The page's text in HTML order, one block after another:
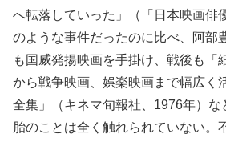
へ転落していった」（「日本映画俳
のような事件だったのに比べ、阿部
も国威発揚映画を手掛け、戦後も「
から戦争映画、娯楽映画まで幅広く
全集」（キネマ旬報社、1976年）な
胎のことは全く触れられていない。